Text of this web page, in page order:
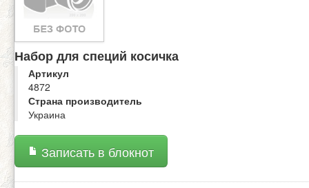
Набор для специй косичка
Артикул
4872
Страна производитель
Украина
Записать в блокнот